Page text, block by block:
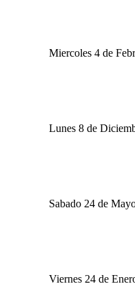
Miercoles 4 de
Lunes 8 de
Sabado 24 de
Viernes 24 de